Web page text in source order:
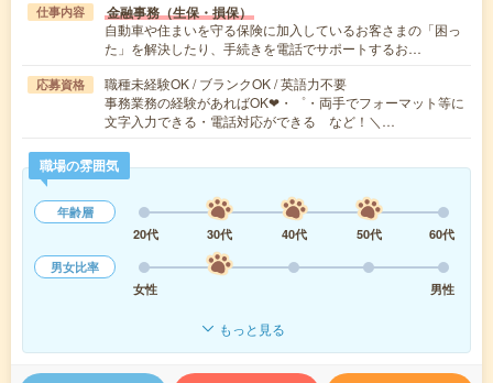
仕事内容 金融事務（生保・損保）
自動車や住まいを守る保険に加入しているお客さまの「困っ
た」を解決したり、手続きを電話でサポートするお…
応募資格
職種未経験OK / ブランクOK / 英語力不要
事務業務の経験があればOK❤︎・゜・両手でフォーマット等に
文字入力できる・電話対応ができる など！＼…
職場の雰囲気
年齢層
20代
30代 40代 50代
60代
男女比率
女性
男性
もっと見る